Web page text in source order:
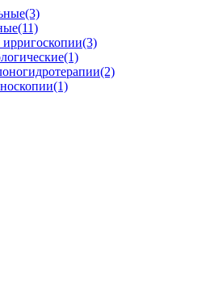
(3)
(11)
ирригоскопии(3)
(1)
(2)
(1)